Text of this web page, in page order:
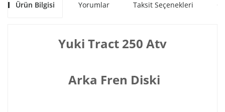
Ürün Bilgisi Yorumlar Taksit Seçenekleri
Yuki Tract 250 Atv
Arka Fren Diski